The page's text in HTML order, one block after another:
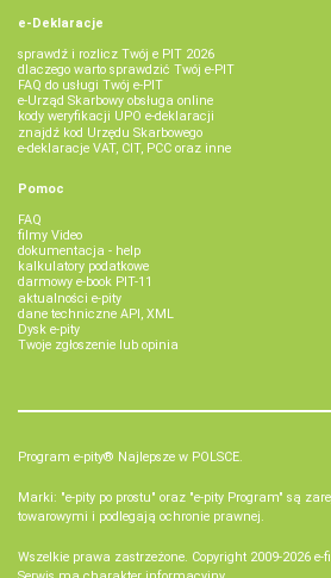
e-Deklaracje
sprawdź i rozlicz Twój e PIT 2026
dlaczego warto sprawdzić Twój e-PIT
FAQ do usługi Twój e-PIT
e-Urząd Skarbowy obsługa online
kody weryfikacji UPO e-deklaracji
znajdź kod Urzędu Skarbowego
e-deklaracje VAT, CIT, PCC oraz inne
Pomoc
FAQ
filmy Video
dokumentacja - help
kalkulatory podatkowe
darmowy e-book PIT-11
aktualności e-pity
dane techniczne API, XML
Dysk e-pity
Twoje zgłoszenie lub opinia
Program e-pity® Najlepsze w POLSCE.
Marki: "e-pity po prostu" oraz "e-pity Program" są
towarowymi i podlegają ochronie prawnej.
Wszelkie prawa zastrzeżone. Copyright 2009-2026 e-